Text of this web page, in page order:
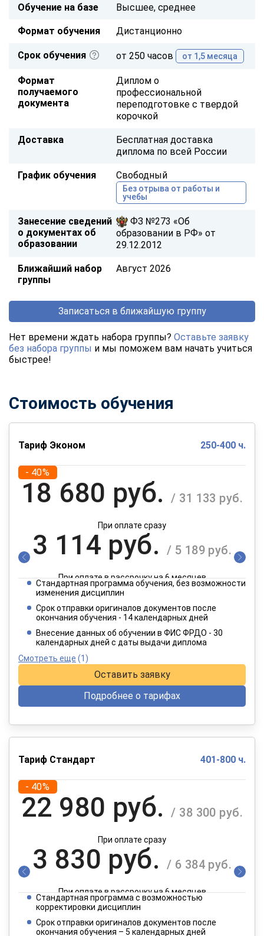
Обучение на базе Высшее, среднее
Формат обучения Дистанционно
Срок обучения от 250 часов от 1,5 месяца
Формат
получаемого
документа
Диплом о
профессиональной
переподготовке с твердой
корочкой
Доставка
Бесплатная доставка
диплома по всей России
График обучения Свободный
Без отрыва от работы и
учебы
Занесение сведений
о документах об
образовании
ФЗ №273 «Об
образовании в РФ» от
29.12.2012
Ближайший набор
группы
Август 2026
Записаться в ближайшую группу
Нет времени ждать набора группы? Оставьте заявку
без набора группы и мы поможем вам начать учиться
быстрее!
Стоимость обучения
Тариф Эконом 250-400 ч.
- 40%
18 680 руб. / 31 133 руб.
При оплате сразу
3 114 руб. / 5 189 руб.
При оплате в рассрочку на 6 месяцев
1 557 руб.
При оплате в рассрочку на 12 месяцев
Стандартная программа обучения, без возможности
изменения дисциплин
Срок отправки оригиналов документов после
окончания обучения - 14 календарных дней
Внесение данных об обучении в ФИС ФРДО - 30
календарных дней с даты выдачи диплома
Смотреть еще (1)
Оставить заявку
Подробнее о тарифах
Тариф Стандарт 401-800 ч.
- 40%
22 980 руб. / 38 300 руб.
При оплате сразу
3 830 руб. / 6 384 руб.
При оплате в рассрочку на 6 месяцев
1 915 руб.
Стандартная программа с возможностью
корректировки дисциплин
Срок отправки оригиналов документов после
окончания обучения – 5 календарных дней